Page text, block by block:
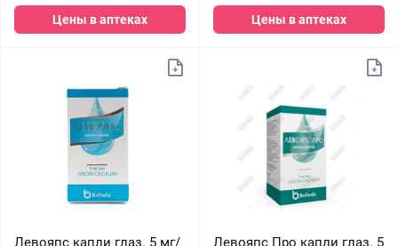
Цены в аптеках Цены в аптеках
Левояпс капли глаз. 5 мг/
Левояпс Про капли глаз. 5